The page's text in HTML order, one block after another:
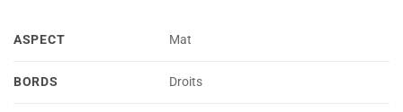
ASPECT Mat
BORDS Droits